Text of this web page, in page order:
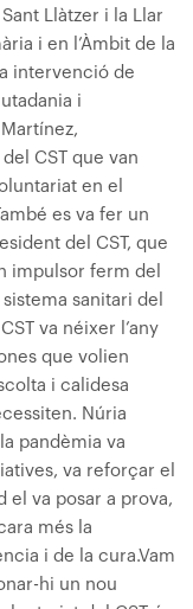
Llàtzer i la Llar
i en l’Àmbit de la
intervenció de
i
CST que van
en el
es va fer un
del CST, que
impulsor ferm del
sanitari del
va néixer l’any
que volien
i calidesa
Núria
pandèmia va
va reforçar el
el va posar a prova,
més la
i de la cura.Vam
hi un nou